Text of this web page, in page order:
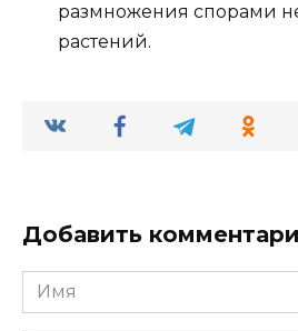
размножения спорами
растений.
Добавить
Имя
*